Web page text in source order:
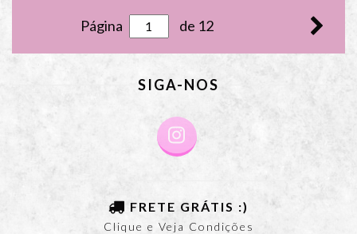
Página de 12
SIGA-NOS
FRETE GRÁTIS :)
Clique e Veja Condições